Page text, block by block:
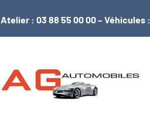
Atelier : 03 88 55 00 00– Véhicules :